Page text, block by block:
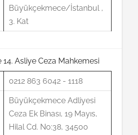
Büyükçekmece/İstanbul ,
3. Kat
Asliye Ceza Mahkemesi
0212 863 6042 - 1118
Büyükçekmece Adliyesi
Ceza Ek Binası, 19 Mayıs,
Hilal Cd. No:38, 34500